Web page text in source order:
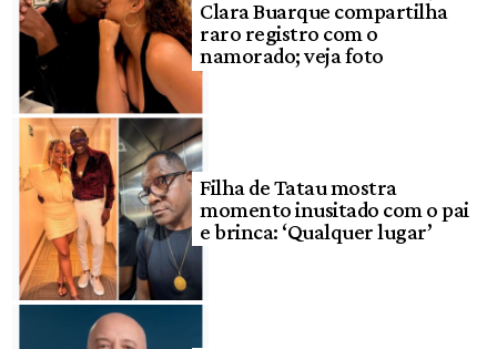
Clara Buarque compartilha
raro registro com o
namorado; veja foto
Filha de Tatau mostra
momento inusitado com o pai
e brinca: ‘Qualquer lugar’